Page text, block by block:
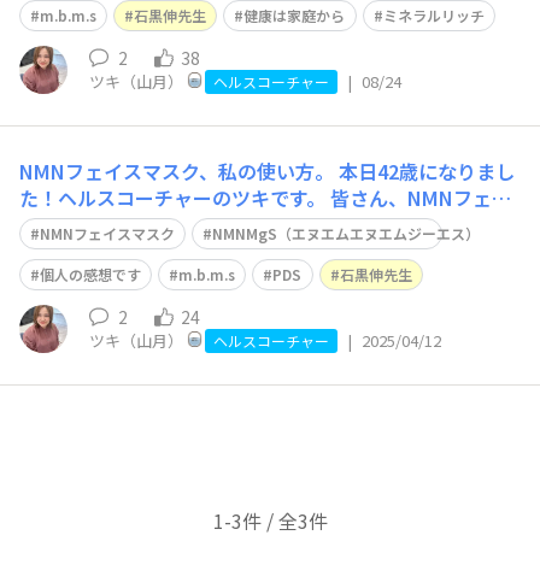
m.b.m.s 石黒伸先生 健康は家庭から ミネラルリッチ
2 38
ツキ（山月） ヘルスコーチャー | 08/24
NMNフェイスマスク、私の使い方。 本日42歳になりまし
た！ヘルスコーチャーのツキです。 皆さん、NMNフェイ
スマスクはもう試されましたか？ 先日、満開の桜の中、
レジャー施設へ。うっかり紫外線対策を忘れてしまい、1
日中太陽の下で子どもたちと元気に遊んだ結果… 帰宅後
には顔が熱く、頬が赤くなっていてびっくり
NMNフェイスマスク
NMNMgS（エヌエムエヌエムジーエス）
個人の感想です
m.b.m.s PDS 石黒伸先生
2 24
ツキ（山月） ヘルスコーチャー | 2025/04/12
1-3件 / 全3件